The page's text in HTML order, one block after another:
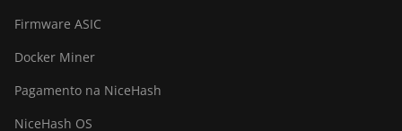
Firmware ASIC
Docker Miner
Pagamento na NiceHash
NiceHash OS